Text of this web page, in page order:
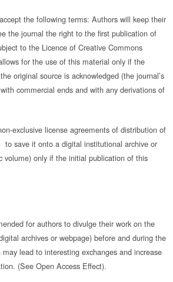
the following terms: Authors will keep their
the journal the right to the first publication of
to the Licence of Creative Commons
for the use of this material only if the
original source is acknowledged (the journal’s
commercial ends and with any derivations of
exclusive license agreements of distribution of
to save it onto a digital institutional archive or
volume) only if the initial publication of this
for authors to divulge their work on the
archives or webpage) before and during the
lead to interesting exchanges and increase
(See Open Access Effect).